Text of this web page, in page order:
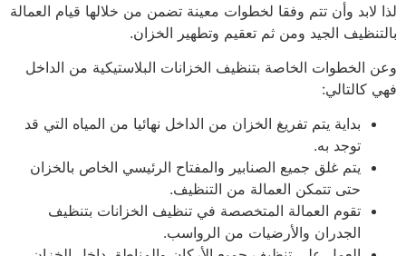
لذا لابد وأن تتم وفقا لخطوات معينة تضمن من خلالها قيام العمالة
بالتنظيف الجيد ومن ثم تعقيم وتطهير الخزان.
وعن الخطوات الخاصة بتنظيف الخزانات البلاستيكية من الداخل
فهي كالتالي:
بداية يتم تفريغ الخزان من الداخل نهائيا من المياه التي قد
توجد به.
يتم غلق جميع الصنابير والمفتاح الرئيسي الخاص بالخزان
حتى تتمكن العمالة من التنظيف.
تقوم العمالة المتخصصة في تنظيف الخزانات بتنظيف
الجدران والأرضيات من الرواسب.